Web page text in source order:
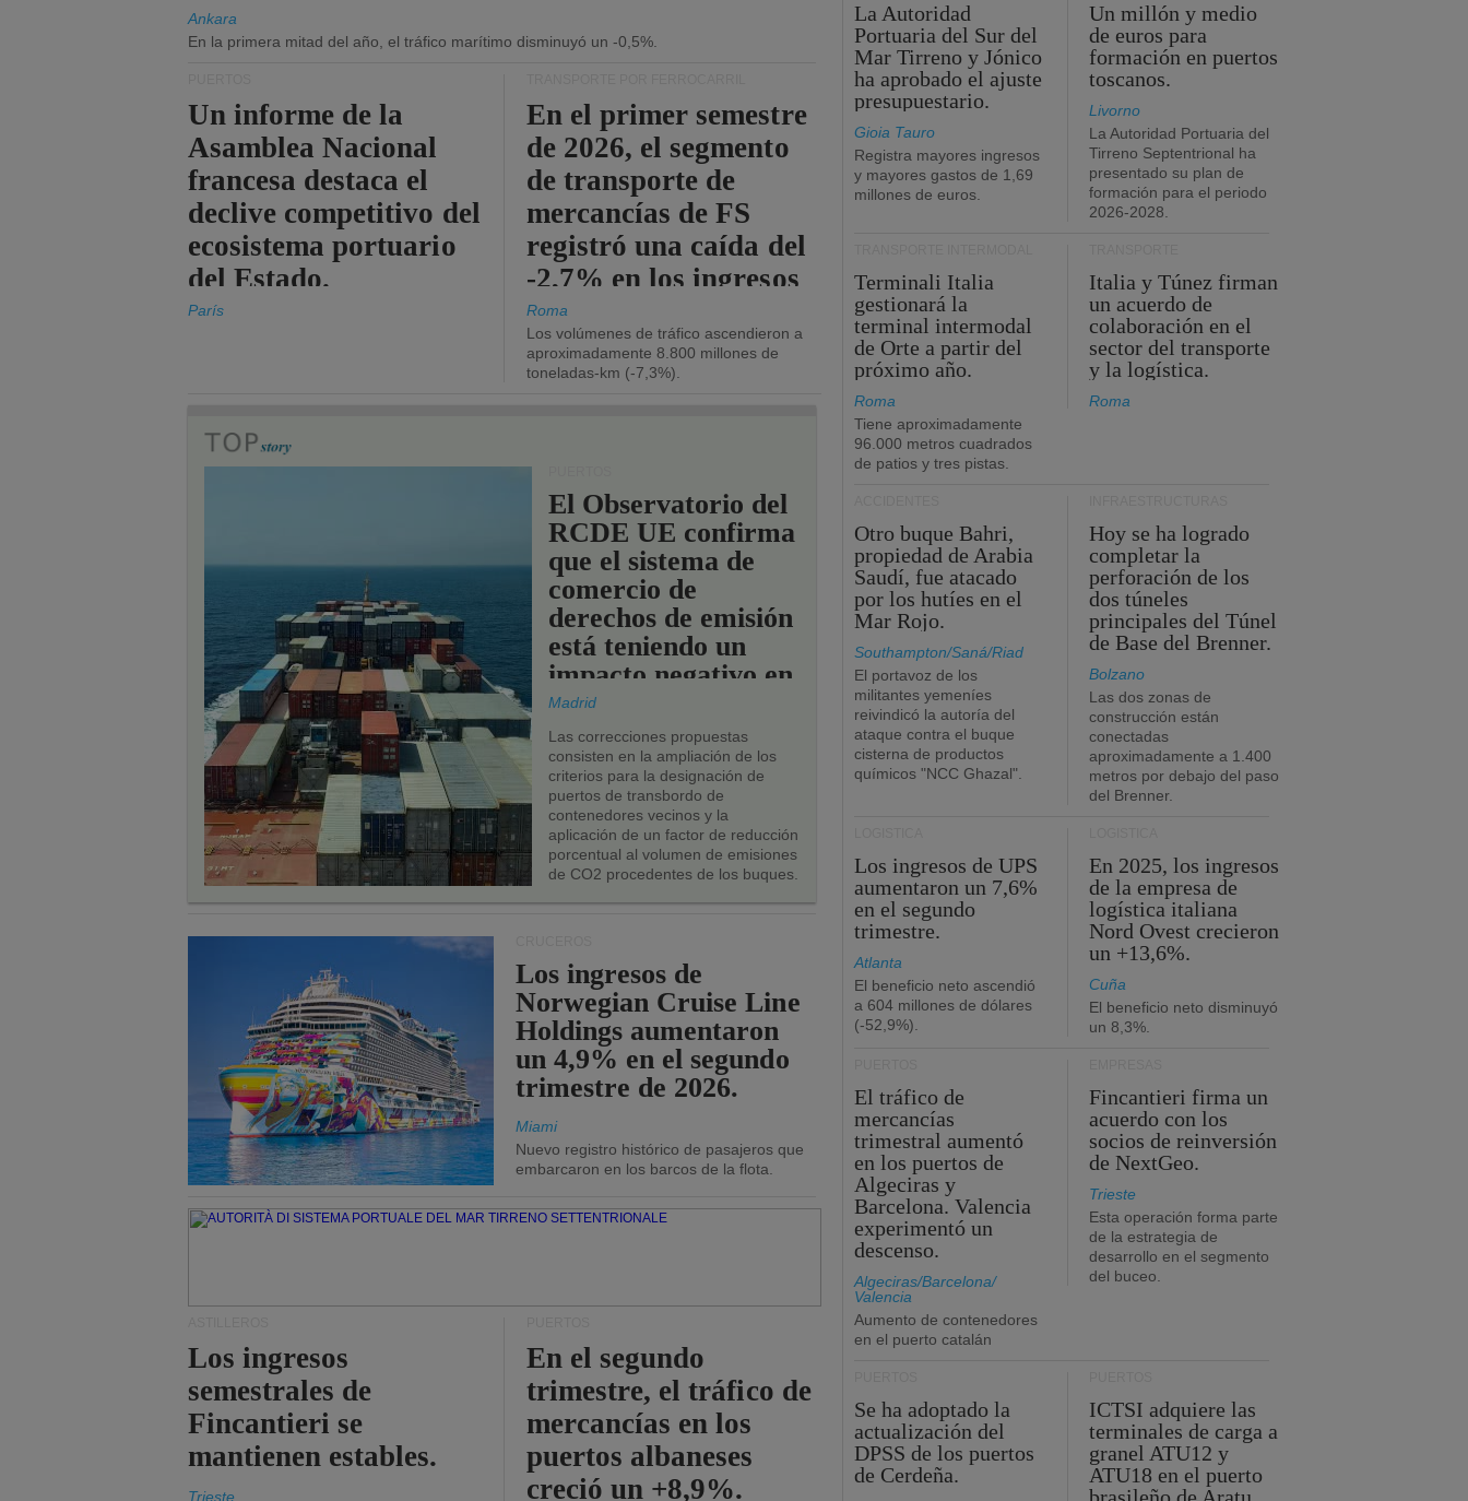
Ankara
En la primera mitad del año, el tráfico marítimo disminuyó un -0,5%.
Un informe de la
Asamblea Nacional
francesa destaca el
declive competitivo del
ecosistema portuario
del Estado.
París
En el primer semestre
de 2026, el segmento
de transporte de
mercancías de FS
registró una caída del
-2,7% en los ingresos
operativos.
Roma
Los volúmenes de tráfico ascendieron a
aproximadamente 8.800 millones de
toneladas-km (-7,3%).
El Observatorio del
RCDE UE confirma
que el sistema de
comercio de
derechos de emisión
está teniendo un
impacto negativo en
los puertos de la
UE.
Madrid
Las correcciones propuestas
consisten en la ampliación de los
criterios para la designación de
puertos de transbordo de
contenedores vecinos y la
aplicación de un factor de reducción
porcentual al volumen de emisiones
de CO2 procedentes de los buques.
Los ingresos de
Norwegian Cruise Line
Holdings aumentaron
un 4,9% en el segundo
trimestre de 2026.
Miami
Nuevo registro histórico de pasajeros que
embarcaron en los barcos de la flota.
Los ingresos
semestrales de
Fincantieri se
mantienen estables.
Trieste
En el segundo
trimestre, el tráfico de
mercancías en los
puertos albaneses
creció un +8,9%.
La Autoridad
Portuaria del Sur del
Mar Tirreno y Jónico
ha aprobado el ajuste
presupuestario.
Gioia Tauro
Registra mayores ingresos
y mayores gastos de 1,69
millones de euros.
Un millón y medio
de euros para
formación en puertos
toscanos.
Livorno
La Autoridad Portuaria del
Tirreno Septentrional ha
presentado su plan de
formación para el periodo
2026-2028.
Terminali Italia
gestionará la
terminal intermodal
de Orte a partir del
próximo año.
Roma
Tiene aproximadamente
96.000 metros cuadrados
de patios y tres pistas.
Italia y Túnez firman
un acuerdo de
colaboración en el
sector del transporte
y la logística.
Roma
Otro buque Bahri,
propiedad de Arabia
Saudí, fue atacado
por los hutíes en el
Mar Rojo.
Southampton/Saná/Riad
El portavoz de los
militantes yemeníes
reivindicó la autoría del
ataque contra el buque
cisterna de productos
químicos "NCC Ghazal".
Hoy se ha logrado
completar la
perforación de los
dos túneles
principales del Túnel
de Base del Brenner.
Bolzano
Las dos zonas de
construcción están
conectadas
aproximadamente a 1.400
metros por debajo del paso
del Brenner.
Los ingresos de UPS
aumentaron un 7,6%
en el segundo
trimestre.
Atlanta
El beneficio neto ascendió
a 604 millones de dólares
(-52,9%).
En 2025, los ingresos
de la empresa de
logística italiana
Nord Ovest crecieron
un +13,6%.
Cuña
El beneficio neto disminuyó
un 8,3%.
El tráfico de
mercancías
trimestral aumentó
en los puertos de
Algeciras y
Barcelona. Valencia
experimentó un
descenso.
Algeciras/Barcelona/
Valencia
Aumento de contenedores
en el puerto catalán
Fincantieri firma un
acuerdo con los
socios de reinversión
de NextGeo.
Trieste
Esta operación forma parte
de la estrategia de
desarrollo en el segmento
del buceo.
Se ha adoptado la
actualización del
DPSS de los puertos
de Cerdeña.
ICTSI adquiere las
terminales de carga a
granel ATU12 y
ATU18 en el puerto